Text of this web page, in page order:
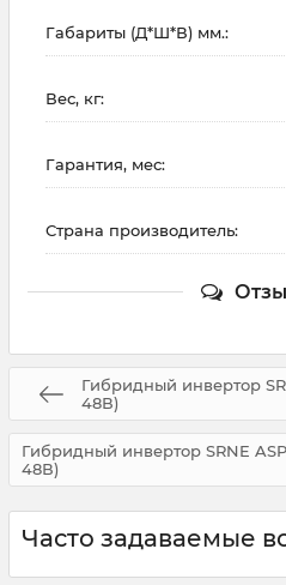
Габариты (Д*Ш*В) мм.:
Вес, кг:
Гарантия, мес:
Страна производитель:
Гибридный инвертор
48В)
Гибридный инвертор SRNE
48В)
Часто задаваемые